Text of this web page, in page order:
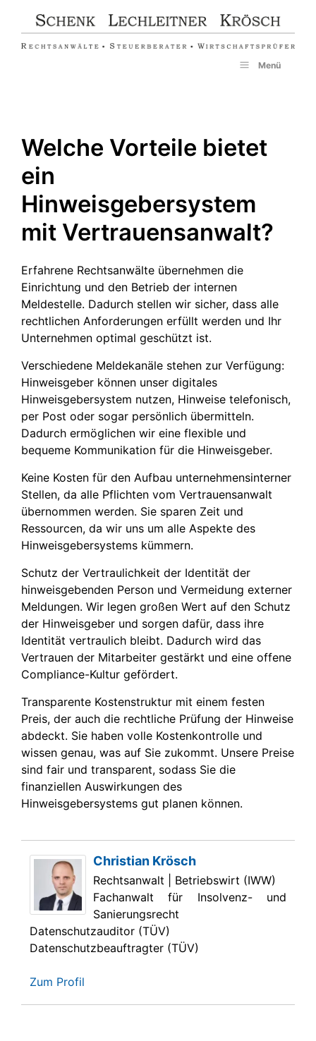
springen
Menü
Welche Vorteile bietet
ein
Hinweisgebersystem
mit Vertrauensanwalt?
Erfahrene Rechtsanwälte übernehmen die
Einrichtung und den Betrieb der internen
Meldestelle. Dadurch stellen wir sicher, dass alle
rechtlichen Anforderungen erfüllt werden und Ihr
Unternehmen optimal geschützt ist.
Verschiedene Meldekanäle stehen zur Verfügung:
Hinweisgeber können unser digitales
Hinweisgebersystem nutzen, Hinweise telefonisch,
per Post oder sogar persönlich übermitteln.
Dadurch ermöglichen wir eine flexible und
bequeme Kommunikation für die Hinweisgeber.
Keine Kosten für den Aufbau unternehmensinterner
Stellen, da alle Pflichten vom Vertrauensanwalt
übernommen werden. Sie sparen Zeit und
Ressourcen, da wir uns um alle Aspekte des
Hinweisgebersystems kümmern.
Schutz der Vertraulichkeit der Identität der
hinweisgebenden Person und Vermeidung externer
Meldungen. Wir legen großen Wert auf den Schutz
der Hinweisgeber und sorgen dafür, dass ihre
Identität vertraulich bleibt. Dadurch wird das
Vertrauen der Mitarbeiter gestärkt und eine offene
Compliance-Kultur gefördert.
Transparente Kostenstruktur mit einem festen
Preis, der auch die rechtliche Prüfung der Hinweise
abdeckt. Sie haben volle Kostenkontrolle und
wissen genau, was auf Sie zukommt. Unsere Preise
sind fair und transparent, sodass Sie die
finanziellen Auswirkungen des
Hinweisgebersystems gut planen können.
Christian Krösch
Rechtsanwalt | Betriebswirt (IWW)
Fachanwalt für Insolvenz- und
Sanierungsrecht
Datenschutzauditor (TÜV)
Datenschutzbeauftragter (TÜV)
Zum Profil